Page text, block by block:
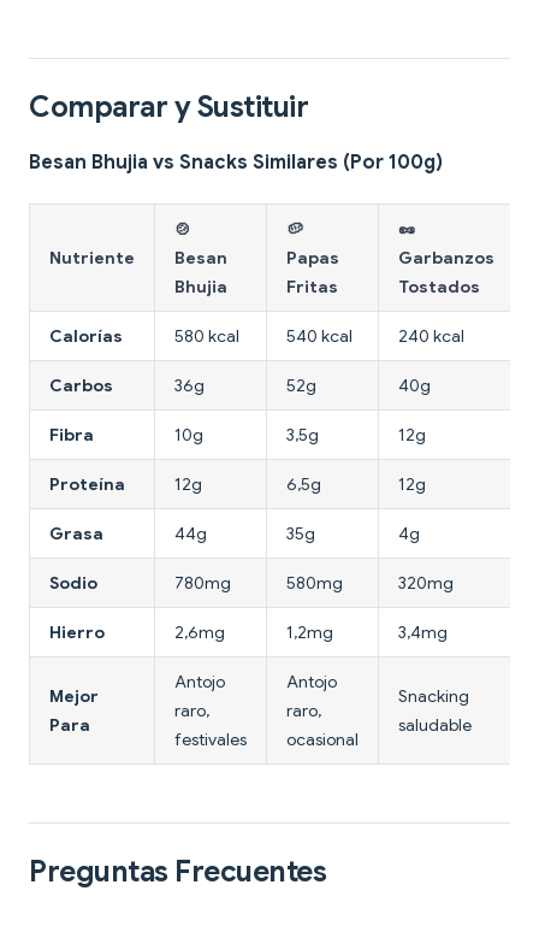
Comparar y Sustituir
Besan Bhujia vs Snacks Similares (Por 100g)
Nutriente
🍲
Besan
Bhujia
🥔
Papas
Fritas
🥜
Garbanzos
Tostados
Calorías 580 kcal 540 kcal 240 kcal
Carbos 36g 52g 40g
Fibra 10g 3,5g 12g
Proteína 12g 6,5g 12g
Grasa 44g 35g 4g
Sodio 780mg 580mg 320mg
Hierro 2,6mg 1,2mg 3,4mg
Mejor
Para
Antojo
raro,
festivales
Antojo
raro,
ocasional
Snacking
saludable
Preguntas Frecuentes